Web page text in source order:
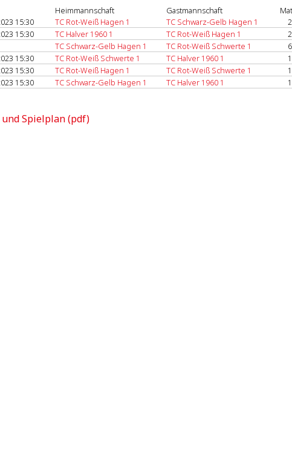
Heimmannschaft Gastmannschaft
15:30 TC Rot-Weiß Hagen 1 TC Schwarz-Gelb Hagen 1
15:30 TC Halver 1960 1 TC Rot-Weiß Hagen 1
TC Schwarz-Gelb Hagen 1
TC Rot-Weiß Schwerte 1
15:30 TC Rot-Weiß Schwerte 1 TC Halver 1960 1
15:30 TC Rot-Weiß Hagen 1 TC Rot-Weiß Schwerte 1
15:30 TC Schwarz-Gelb Hagen 1 TC Halver 1960 1
Spielplan (pdf)